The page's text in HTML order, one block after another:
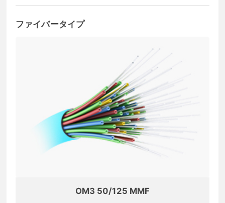
ファイバータイプ
OM3 50/125 MMF